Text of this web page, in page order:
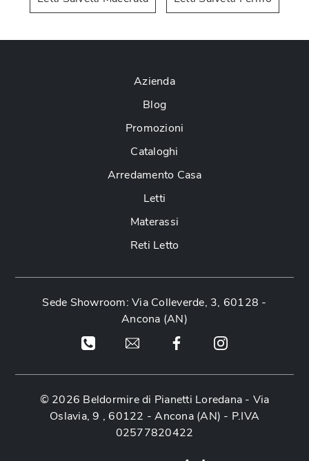
Azienda
Blog
Promozioni
Cataloghi
Arredamento Casa
Letti
Materassi
Reti Letto
Sede Showroom: Via Colleverde, 3, 60128 -
Ancona (AN)
© 2026 Beldormire di Pianetti Loredana - Via
Oslavia, 9 , 60122 - Ancona (AN) - P.IVA
02577820422